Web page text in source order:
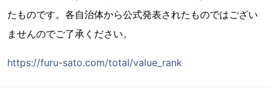
たものです。各自治体から公式発表されたものではござい
ませんのでご了承ください。
https://furu-sato.com/total/value_rank